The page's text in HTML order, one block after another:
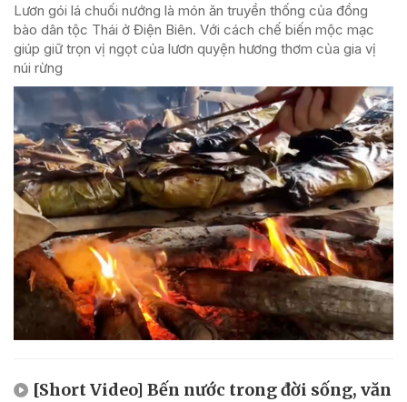
Lươn gói lá chuối nướng là món ăn truyền thống của đồng
bào dân tộc Thái ở Điện Biên. Với cách chế biến mộc mạc
giúp giữ trọn vị ngọt của lươn quyện hương thơm của gia vị
núi rừng
[Short Video] Bến nước trong đời sống, văn